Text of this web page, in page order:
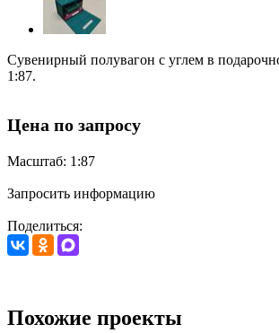
Сувенирный полувагон с углем в
1:87.
Цена по запросу
Масштаб: 1:87
Запросить информацию
Поделиться:
Похожие проекты